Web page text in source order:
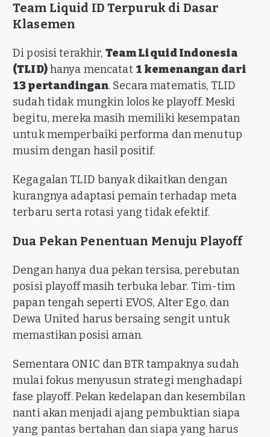
Team Liquid ID Terpuruk di Dasar
Klasemen
Di posisi terakhir, Team Liquid Indonesia
(TLID)hanya mencatat 1 kemenangan dari
13 pertandingan. Secara matematis, TLID
sudah tidak mungkin lolos ke playoff. Meski
begitu, mereka masih memiliki kesempatan
untuk memperbaiki performa dan menutup
musim dengan hasil positif.
Kegagalan TLID banyak dikaitkan dengan
kurangnya adaptasi pemain terhadap meta
terbaru serta rotasi yang tidak efektif.
Dua Pekan Penentuan Menuju Playoff
Dengan hanya dua pekan tersisa, perebutan
posisi playoff masih terbuka lebar. Tim-tim
papan tengah seperti EVOS, Alter Ego, dan
Dewa United harus bersaing sengit untuk
memastikan posisi aman.
Sementara ONIC dan BTR tampaknya sudah
mulai fokus menyusun strategi menghadapi
fase playoff. Pekan kedelapan dan kesembilan
nanti akan menjadi ajang pembuktian siapa
yang pantas bertahan dan siapa yang harus